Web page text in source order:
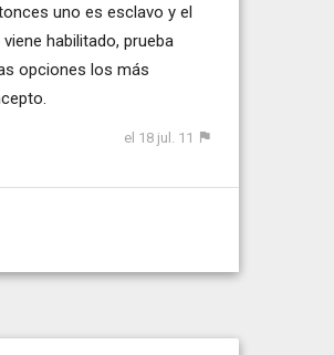
uno es esclavo y el
habilitado, prueba
opciones los más
el 18 jul. 11